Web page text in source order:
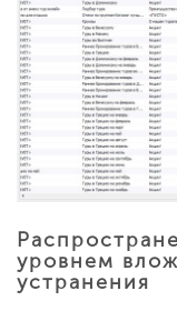
уровнем
устранения